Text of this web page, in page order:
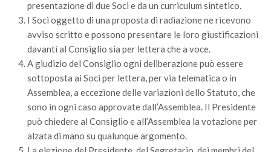
GdL Ecologia del Suolo
GdL Pianificazione Forestale
GdL Geomatica Forestale
GdL Filiera del legno
GdL Gestione Incendi Boschivi
GdL Verde Urbano
GdL Comunicazione Forestale
presentazione di due Soci e da un curriculum sintetico.
I Soci oggetto di una proposta di radiazione ne ricevono
avviso scritto e possono presentare le loro giustificazioni
davanti al Consiglio sia per lettera che a voce.
A giudizio del Consiglio ogni deliberazione può essere
sottoposta ai Soci per lettera, per via telematica o in
Assemblea, a eccezione delle variazioni dello Statuto, che
sono in ogni caso approvate dall’Assemblea. Il Presidente
può chiedere al Consiglio e all’Assemblea la votazione per
alzata di mano su qualunque argomento.